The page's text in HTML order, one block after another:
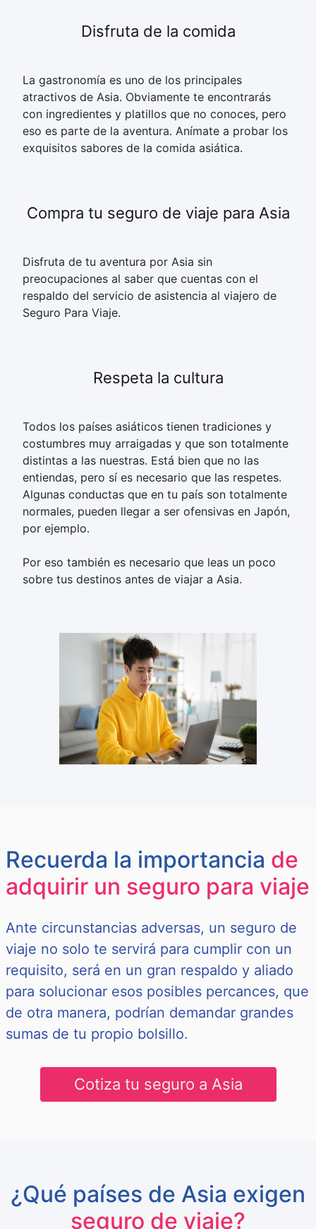
Disfruta de la comida
La gastronomía es uno de los principales
atractivos de Asia. Obviamente te encontrarás
con ingredientes y platillos que no conoces, pero
eso es parte de la aventura. Anímate a probar los
exquisitos sabores de la comida asiática.
Compra tu seguro de viaje para Asia
Disfruta de tu aventura por Asia sin
preocupaciones al saber que cuentas con el
respaldo del servicio de asistencia al viajero de
Seguro Para Viaje.
Respeta la cultura
Todos los países asiáticos tienen tradiciones y
costumbres muy arraigadas y que son totalmente
distintas a las nuestras. Está bien que no las
entiendas, pero sí es necesario que las respetes.
Algunas conductas que en tu país son totalmente
normales, pueden llegar a ser ofensivas en Japón,
por ejemplo.
Por eso también es necesario que leas un poco
sobre tus destinos antes de viajar a Asia.
Recuerda la importancia de
adquirir un seguro para viaje
Ante circunstancias adversas, un seguro de
viaje no solo te servirá para cumplir con un
requisito, será en un gran respaldo y aliado
para solucionar esos posibles percances, que
de otra manera, podrían demandar grandes
sumas de tu propio bolsillo.
Cotiza tu seguro a Asia
¿Qué países de Asia exigen
seguro de viaje?